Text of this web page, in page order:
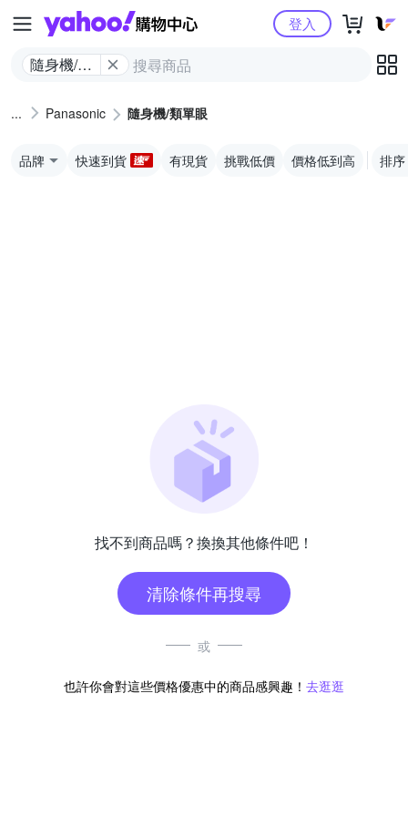
Yahoo購物中心
隨身機/類
登入
Panasonic 隨身機/類單眼
品牌 快速到貨 有現貨 挑戰低價 價格低到高 排序
找不到商品嗎？換換其他條件吧！
清除條件再搜尋
或
也許你會對這些價格優惠中的商品感興趣！ 去逛逛